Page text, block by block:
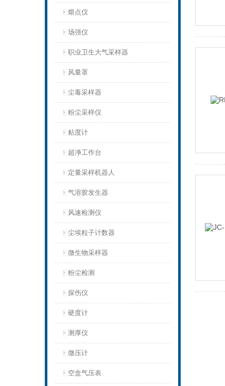
熔点仪
场强仪
职业卫生大气采样器
风量罩
尘毒采样器
粉尘采样仪
粘度计
超净工作台
定量采样机器人
气溶胶发生器
风速检测仪
尘埃粒子计数器
微生物采样器
粉尘检测
探伤仪
硬度计
测厚仪
微压计
空盒气压表